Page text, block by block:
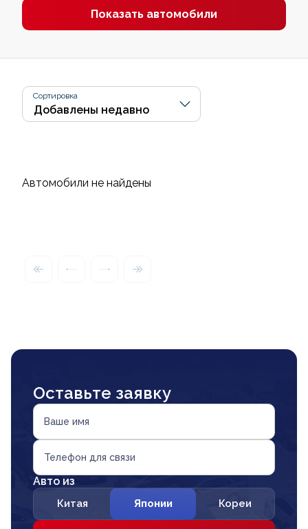
Показать автомобили
Сортировка
Автомобили не найдены
Оставьте заявку
Ваше имя
Телефон для связи
Авто из
Китая Японии Кореи